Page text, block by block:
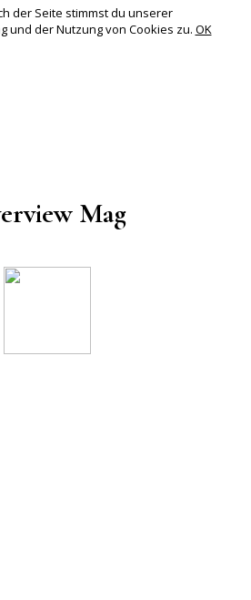
der Seite stimmst du unserer
und der Nutzung von Cookies zu. OK
Mag